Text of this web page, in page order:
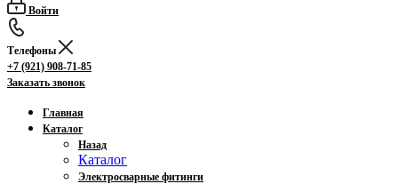
Войти
Телефоны
+7 (921) 908-71-85
Заказать звонок
Главная
Каталог
Назад
Каталог
Электросварные фитинги